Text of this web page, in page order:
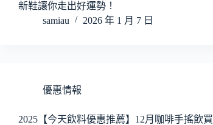
新鞋讓你走出好運勢！
samiau
2026 年 1 月 7 日
優惠情報
2025【今天飲料優惠推薦】12月咖啡手搖飲買